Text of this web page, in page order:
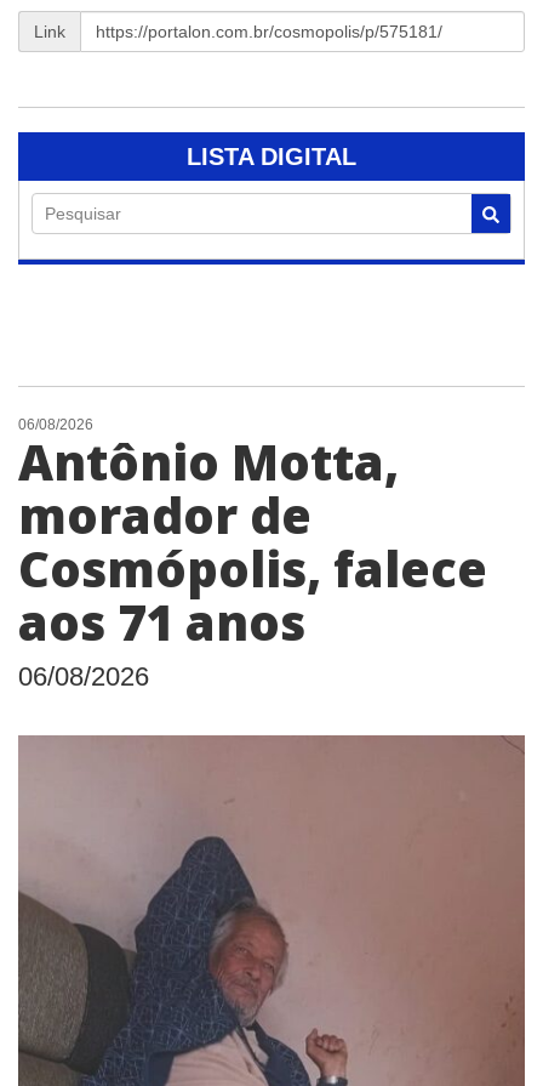
Link
LISTA DIGITAL
Pesquisar
06/08/2026
Antônio Motta,
morador de
Cosmópolis, falece
aos 71 anos
06/08/2026